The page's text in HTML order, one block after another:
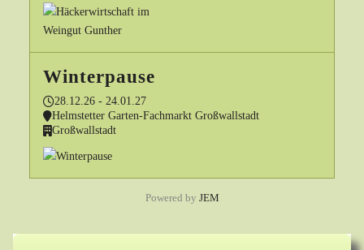
Winterpause
28.12.26 - 24.01.27
Helmstetter Garten-Fachmarkt Großwallstadt
Großwallstadt
Powered by JEM